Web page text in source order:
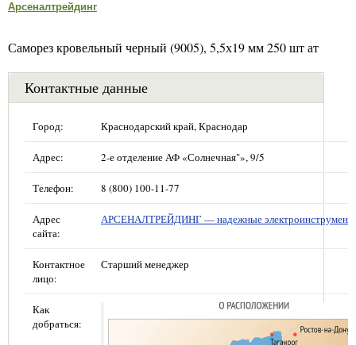
Арсеналтрейдинг
Саморез кровельный черный (9005), 5,5х19 мм 250 шт ат
Контактные данные
Город: Краснодарский край, Краснодар
Адрес: 2-е отделение АФ «Солнечная"», 9/5
Телефон: 8 (800) 100-11-77
Адрес
сайта:
АРСЕНАЛТРЕЙДИНГ — надежные
Контактное
лицо:
Старший менеджер
Как
добраться: